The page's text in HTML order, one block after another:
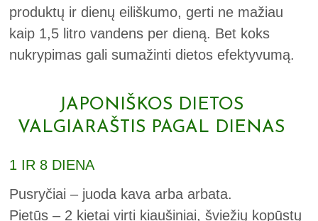
produktų ir dienų eiliškumo, gerti ne mažiau
kaip 1,5 litro vandens per dieną. Bet koks
nukrypimas gali sumažinti dietos efektyvumą.
JAPONIŠKOS DIETOS
VALGIARAŠTIS PAGAL DIENAS
1 IR 8 DIENA
Pusryčiai – juoda kava arba arbata.
Pietūs – 2 kietai virti kiaušiniai, šviežių kopūstų